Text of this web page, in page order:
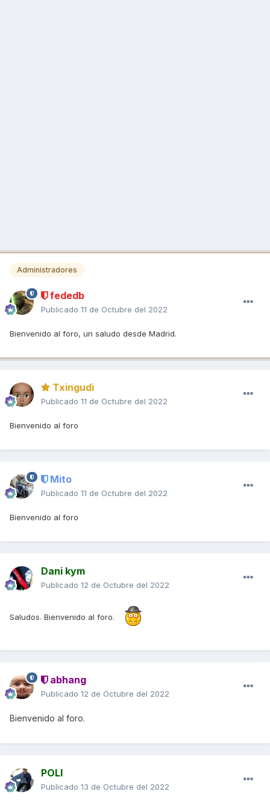
Administradores
fededb
Publicado 11 de Octubre del 2022
Bienvenido al foro, un saludo desde Madrid.
Txingudi
Publicado 11 de Octubre del 2022
Bienvenido al foro
Mito
Publicado 11 de Octubre del 2022
Bienvenido al foro
Dani kym
Publicado 12 de Octubre del 2022
Saludos. Bienvenido al foro.
abhang
Publicado 12 de Octubre del 2022
Bienvenido al foro.
POLI
Publicado 13 de Octubre del 2022